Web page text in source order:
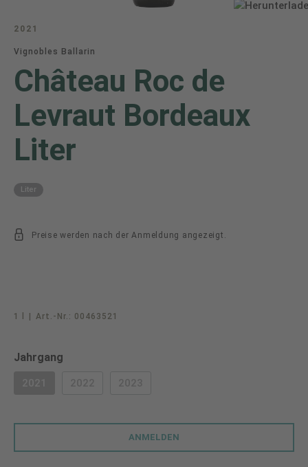
2021
Vignobles Ballarin
Château Roc de
Levraut Bordeaux
Liter
Liter
Preise werden nach der Anmeldung angezeigt.
1 l Art.-Nr.: 00463521
Jahrgang
ANMELDEN